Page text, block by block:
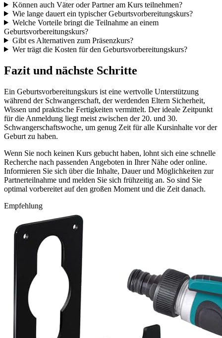
Können auch Väter oder Partner am Kurs teilnehmen?
Wie lange dauert ein typischer Geburtsvorbereitungskurs?
Welche Vorteile bringt die Teilnahme an einem
Geburtsvorbereitungskurs?
Gibt es Alternativen zum Präsenzkurs?
Wer trägt die Kosten für den Geburtsvorbereitungskurs?
Fazit und nächste Schritte
Ein Geburtsvorbereitungskurs ist eine wertvolle Unterstützung
während der Schwangerschaft, der werdenden Eltern Sicherheit,
Wissen und praktische Fertigkeiten vermittelt. Der ideale Zeitpunkt
für die Anmeldung liegt meist zwischen der 20. und 30.
Schwangerschaftswoche, um genug Zeit für alle Kursinhalte vor der
Geburt zu haben.
Wenn Sie noch keinen Kurs gebucht haben, lohnt sich eine schnelle
Recherche nach passenden Angeboten in Ihrer Nähe oder online.
Informieren Sie sich über die Inhalte, Dauer und Möglichkeiten zur
Partnerteilnahme und melden Sie sich frühzeitig an. So sind Sie
optimal vorbereitet auf den großen Moment und die Zeit danach.
Empfehlung